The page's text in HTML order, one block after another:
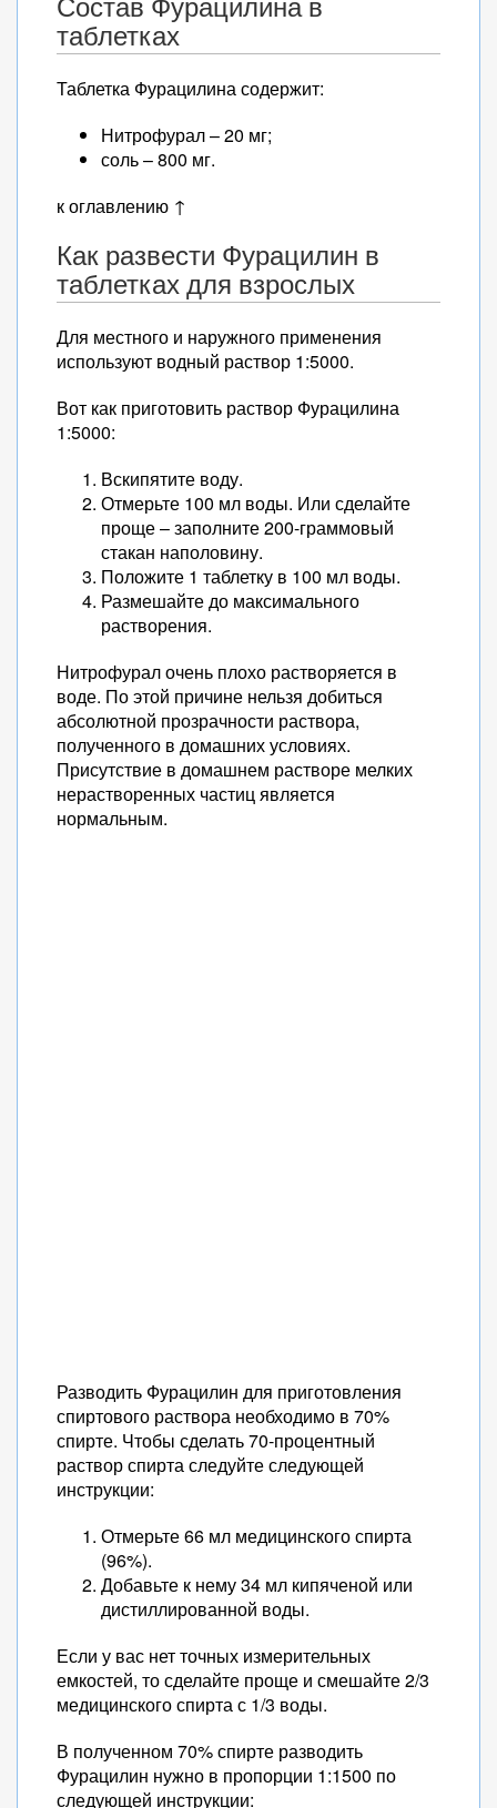
таблетках
Таблетка Фурацилина содержит:
Нитрофурал – 20 мг;
соль – 800 мг.
к оглавлению ↑
Как развести Фурацилин в
таблетках для взрослых
Для местного и наружного применения
используют водный раствор 1:5000.
Вот как приготовить раствор Фурацилина
1:5000:
Вскипятите воду.
Отмерьте 100 мл воды. Или сделайте
проще – заполните 200-граммовый
стакан наполовину.
Положите 1 таблетку в 100 мл воды.
Размешайте до максимального
растворения.
Нитрофурал очень плохо растворяется в
воде. По этой причине нельзя добиться
абсолютной прозрачности раствора,
полученного в домашних условиях.
Присутствие в домашнем растворе мелких
нерастворенных частиц является
нормальным.
Разводить Фурацилин для приготовления
спиртового раствора необходимо в 70%
спирте. Чтобы сделать 70-процентный
раствор спирта следуйте следующей
инструкции:
Отмерьте 66 мл медицинского спирта
(96%).
Добавьте к нему 34 мл кипяченой или
дистиллированной воды.
Если у вас нет точных измерительных
емкостей, то сделайте проще и смешайте 2/3
медицинского спирта с 1/3 воды.
В полученном 70% спирте разводить
Фурацилин нужно в пропорции 1:1500 по
следующей инструкции: